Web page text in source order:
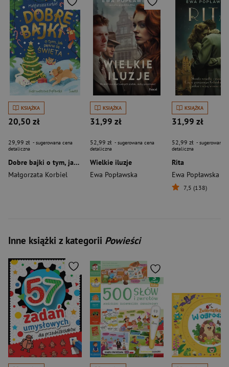
KSIĄŻKA
20,50 zł
29,99 zł - sugerowana cena
detaliczna
Dobre bajki o tym, jak piękne są święta
Małgorzata Korbiel
KSIĄŻKA
31,99 zł
52,99 zł - sugerowana cena
detaliczna
Wielkie iluzje
Ewa Popławska
KSIĄŻKA
31,99 zł
52,99 zł - sugerowana
detaliczna
Rita
Ewa Popławska
7,5 (138)
Inne książki z kategorii Powieści